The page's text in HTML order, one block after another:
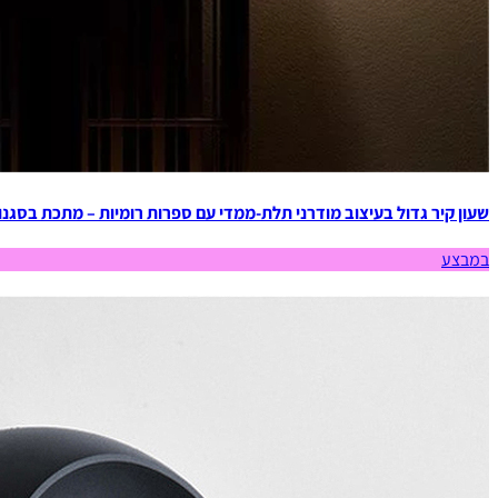
שעון קיר גדול בעיצוב מודרני תלת-ממדי עם ספרות רומיות – מתכת
במבצע